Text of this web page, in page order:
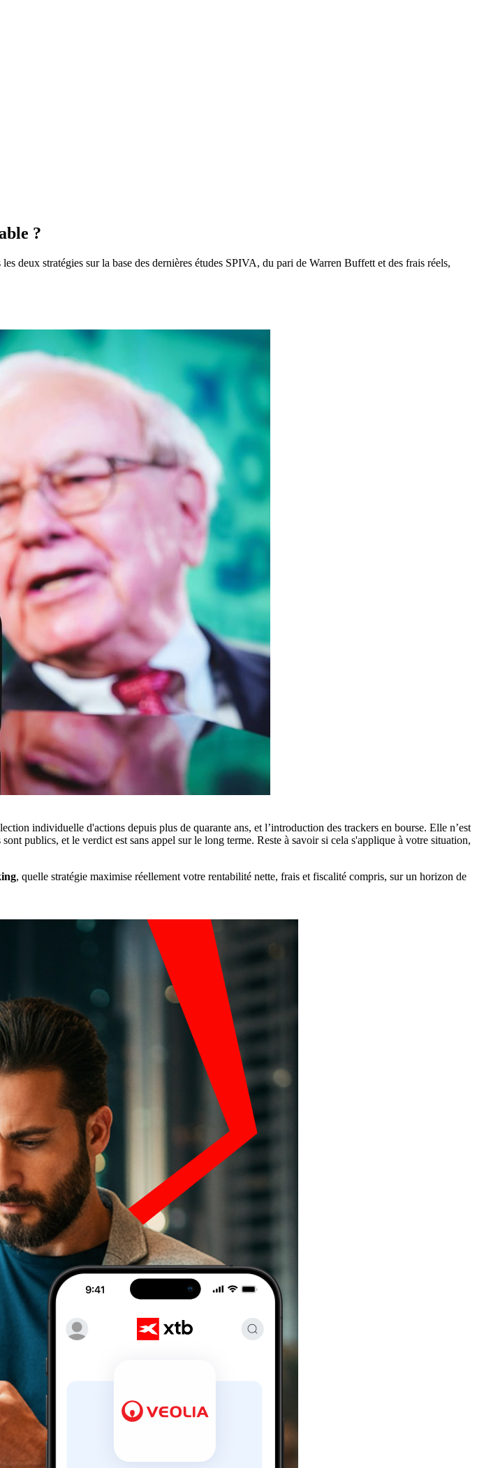
?
deux stratégies sur la base des dernières études SPIVA, du pari de Warren Buffett et des frais réels,
individuelle d'actions depuis plus de quarante ans, et l’introduction des trackers en bourse. Elle n’est
publics, et le verdict est sans appel sur le long terme. Reste à savoir si cela s'applique à votre situation,
, quelle stratégie maximise réellement votre rentabilité nette, frais et fiscalité compris, sur un horizon de